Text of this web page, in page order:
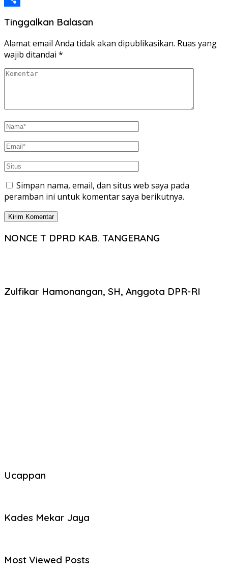
Tinggalkan Balasan
Alamat email Anda tidak akan dipublikasikan. Ruas yang
wajib ditandai *
Simpan nama, email, dan situs web saya pada
peramban ini untuk komentar saya berikutnya.
NONCE T DPRD KAB. TANGERANG
Zulfikar Hamonangan, SH, Anggota DPR-RI
Ucappan
Kades Mekar Jaya
Most Viewed Posts